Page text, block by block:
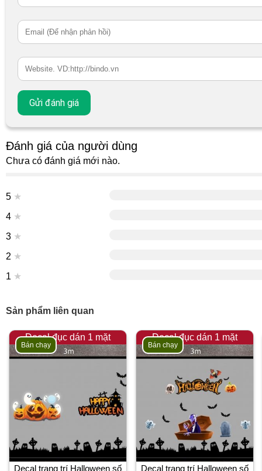
Đánh giá của người dùng
Chưa có đánh giá mới nào.
5 ★
4 ★
3 ★
2 ★
1 ★
Sản phẩm liên quan
Decal đục dán 1 mặt
Bán chạy
Decal trang trí Halloween số
Decal đục dán 1 mặt
Bán chạy
Decal trang trí Halloween số